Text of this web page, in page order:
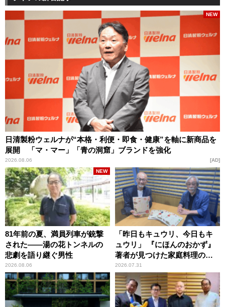
日清製粉ウェルナが“本格・利便・即食・健康”を軸に新商品を
展開 「マ・マー」「青の洞窟」ブランドを強化
2026.08.06
NEW
AD
81年前の夏、満員列車が銃撃
された――湯の花トンネルの
悲劇を語り継ぐ男性
2026.08.06
NEW
「昨日もキュウリ、今日もキ
ュウリ」 『にほんのおかず』
著者が見つけた家庭料理の知
恵
2026.07.31